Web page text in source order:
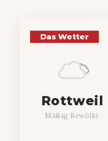
Das Wetter
Rottweil
Mäßig Bewölkt